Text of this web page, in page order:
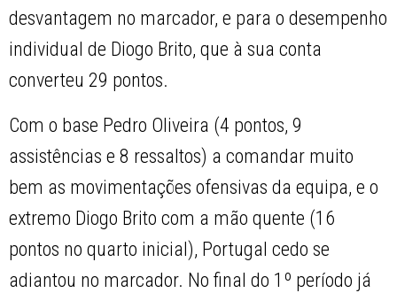
desvantagem no marcador, e para o desempenho
individual de Diogo Brito, que à sua conta
converteu 29 pontos.
Com o base Pedro Oliveira (4 pontos, 9
assistências e 8 ressaltos) a comandar muito
bem as movimentações ofensivas da equipa, e o
extremo Diogo Brito com a mão quente (16
pontos no quarto inicial), Portugal cedo se
adiantou no marcador. No final do 1º período já